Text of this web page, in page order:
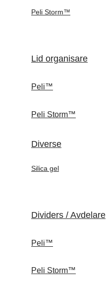
Peli Storm™
Lid organisare
Peli™
Peli Storm™
Diverse
Silica gel
Dividers / Avdelare
Peli™
Peli Storm™